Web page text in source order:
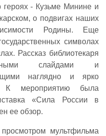
героях - Кузьме Минине и
о подвигах наших
Родины. Еще
символах
Рассказ библиотекаря
слайдами и
наглядно и ярко
К мероприятию была
«Сила России в
ее обзор.
мультфильма